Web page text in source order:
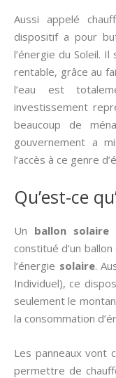
Aussi appelé
dispositif a pour
l’énergie du Soleil.
rentable, grâce au
l’eau est
investissement
beaucoup de
gouvernement a
l’accès à ce genre
Qu’est-ce
Un ballon solaire
constitué d’un
l’énergie solaire.
Individuel), ce
seulement le
la consommation
Les panneaux vont
permettre de